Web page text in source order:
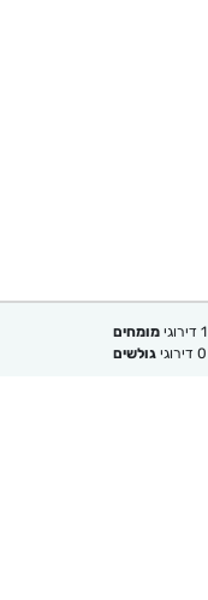
1 דירוגימומחים
0 דירוגיגולשים